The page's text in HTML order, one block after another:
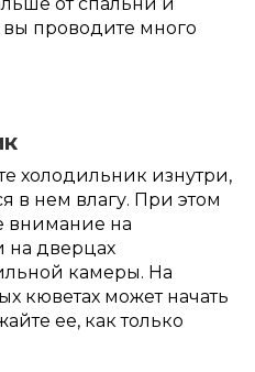
вы проводите много
холодильник изнутри,
в нем влагу. При этом
внимание на
на дверцах
камеры. На
кюветах может начать
ее, как только